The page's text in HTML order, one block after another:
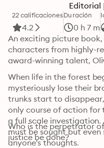
Editorial
22 calificaciones
4.2
Duración
0 h 7 m
An exciting picture
characters from highly-
award-winning talent,
When life in the forest
mysteriously lose their
trunks start to
only course of action for
a full scale investigation.
must be sought but even
anyone's thoughts.
Who is the perpetrator
justice be done?